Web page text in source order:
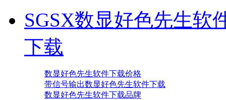
SGSX数显好色先生软
下载
数显好色先生软件下载价格
带信号输出数显好色先生软件下载
数显好色先生软件下载品牌